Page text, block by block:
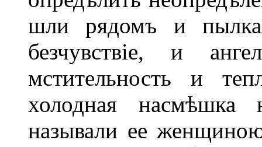
шли рядомъ и
безчувствіе, и
мстительность и
холодная насмѣшка
называли ее